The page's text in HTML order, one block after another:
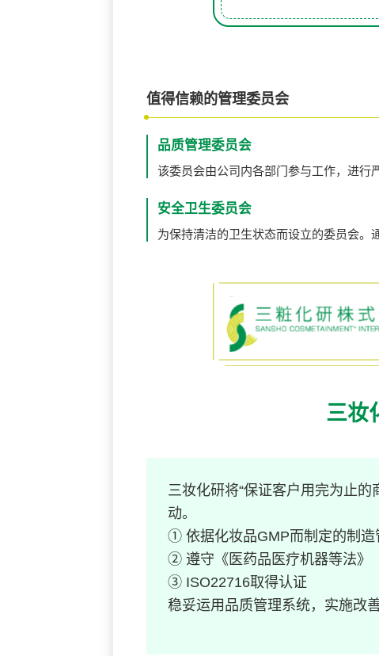
值得信赖的管理委员会
品质管理委员会
该委员会由公司内各部门参与工作，进行
安全卫生委员会
为保持清洁的卫生状态而设立的委员会。
三妆
三妆化研将“保证客户用完为止
动。
① 依据化妆品GMP而制定的制造
② 遵守《医药品医疗机器等法》
③ ISO22716取得认证
稳妥运用品质管理系统，实施改